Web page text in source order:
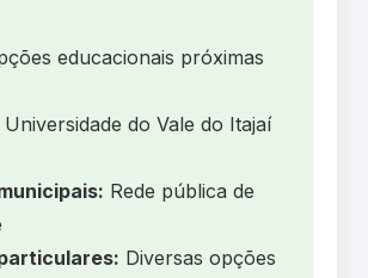
educacionais próximas
Universidade do Vale do Itajaí
Rede pública de
Diversas opções